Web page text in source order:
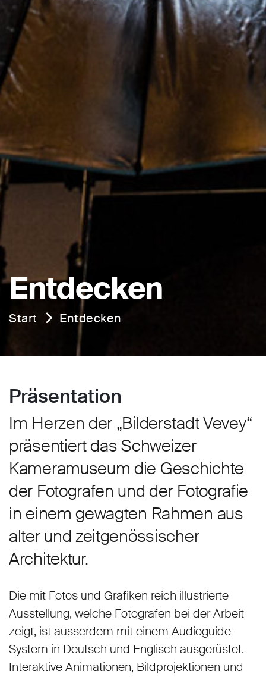
Entdecken
Start Entdecken
Präsentation
Im Herzen der „Bilderstadt Vevey“
präsentiert das Schweizer
Kameramuseum die Geschichte
der Fotografen und der Fotografie
in einem gewagten Rahmen aus
alter und zeitgenössischer
Architektur.
Die mit Fotos und Grafiken reich illustrierte
Ausstellung, welche Fotografen bei der Arbeit
zeigt, ist ausserdem mit einem Audioguide-
System in Deutsch und Englisch ausgerüstet.
Interaktive Animationen, Bildprojektionen und